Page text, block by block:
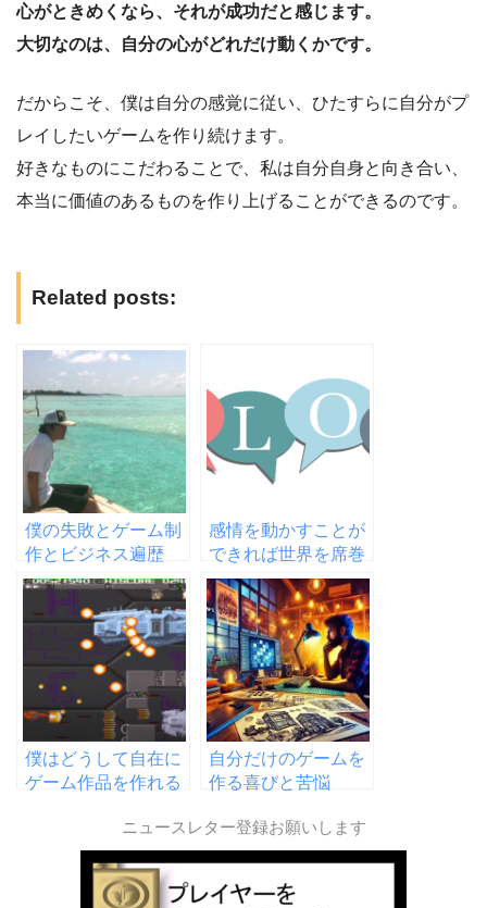
心がときめくなら、それが成功だと感じます。
大切なのは、自分の心がどれだけ動くかです。
だからこそ、僕は自分の感覚に従い、ひたすらに自分がプ
レイしたいゲームを作り続けます。
好きなものにこだわることで、私は自分自身と向き合い、
本当に価値のあるものを作り上げることができるのです。
Related posts:
僕の失敗とゲーム制
作とビジネス遍歴
感情を動かすことが
できれば世界を席巻
することができる。
ではどうやって動か
すのか？
僕はどうして自在に
ゲーム作品を作れる
か？ 絶望と七転び
八起きでゲーム業界
に就職した話
自分だけのゲームを
作る喜びと苦悩
ニュースレター登録お願いします